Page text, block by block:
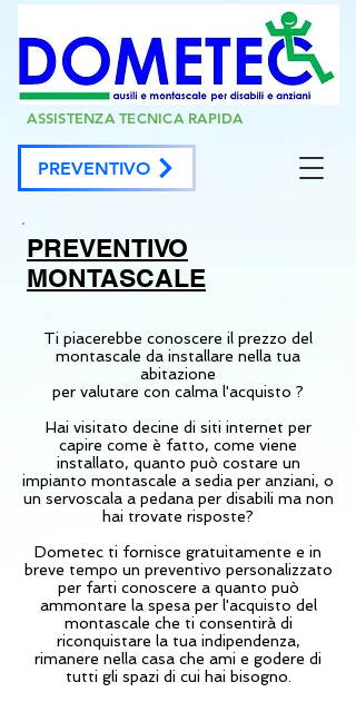
PREVENTIVO
ASSISTENZA TECNICA RAPIDA
PREVENTIVO
MONTASCALE
Ti piacerebbe conoscere il prezzo del
montascale da installare nella tua
abitazione
per valutare con calma l'acquisto ?
Hai visitato decine di siti internet per
capire come è fatto, come viene
installato, quanto può costare un
impianto montascale a sedia per anziani, o
un servoscala a pedana per disabili ma non
hai trovate risposte?
Dometec ti fornisce gratuitamente e in
breve tempo un preventivo personalizzato
per farti conoscere a quanto può
ammontare la spesa per l'acquisto del
montascale che ti consentirà di
riconquistare la tua indipendenza,
rimanere nella casa che ami e godere di
tutti gli spazi di cui hai bisogno.